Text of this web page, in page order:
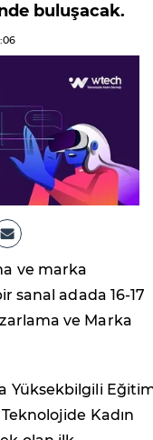
buluşacak.
ve marka
sanal adada 16-17
ve Marka
Yüksekbilgili
Kadın